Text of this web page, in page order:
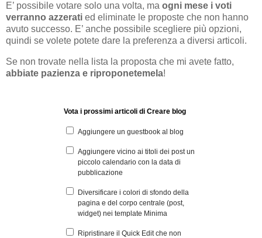
E’ possibile votare solo una volta, ma ogni mese i voti
verranno azzerati ed eliminate le proposte che non hanno
avuto successo. E’ anche possibile scegliere più opzioni,
quindi se volete potete dare la preferenza a diversi articoli.
Se non trovate nella lista la proposta che mi avete fatto,
abbiate pazienza e riproponetemela!
Vota i prossimi articoli di Creare blog
Aggiungere un guestbook al blog
Aggiungere vicino ai titoli dei post un
piccolo calendario con la data di
pubblicazione
Diversificare i colori di sfondo della
pagina e del corpo centrale (post,
widget) nei template Minima
Ripristinare il Quick Edit che non